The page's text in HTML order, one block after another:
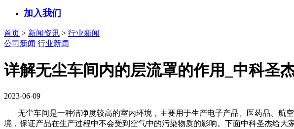
加入我们
首页 > 新闻资讯 > 行业新闻
公司新闻 行业新闻
详解无尘车间内的层流罩的作用_中科圣
2023-06-09
无尘车间是一种洁净度较高的室内环境，主要用于生产电子产品、医药品、航空
境，保证产品在生产过程中不会受到空气中的污染物质的影响。下面中科圣杰给大